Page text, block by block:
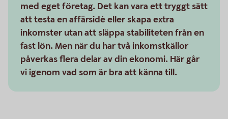
med eget företag. Det kan vara ett tryggt sätt
att testa en affärsidé eller skapa extra
inkomster utan att släppa stabiliteten från en
fast lön. Men när du har två inkomstkällor
påverkas flera delar av din ekonomi. Här går
vi igenom vad som är bra att känna till.